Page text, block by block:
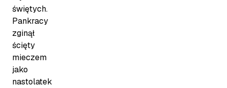
świętych.
Pankracy
zginął
ścięty
mieczem
jako
nastolatek